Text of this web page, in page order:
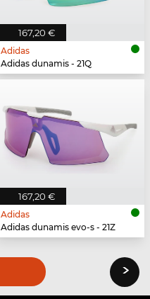
167,20 €
Adidas
Adidas dunamis - 21Q
167,20 €
Adidas
Adidas dunamis evo-s - 21Z
›